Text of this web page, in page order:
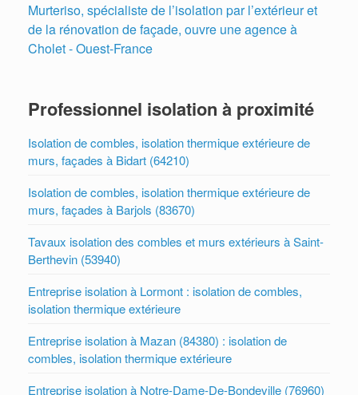
Murteriso, spécialiste de l’isolation par l’extérieur et
de la rénovation de façade, ouvre une agence à
Cholet - Ouest-France
Professionnel isolation à proximité
Isolation de combles, isolation thermique extérieure de
murs, façades à Bidart (64210)
Isolation de combles, isolation thermique extérieure de
murs, façades à Barjols (83670)
Tavaux isolation des combles et murs extérieurs à Saint-
Berthevin (53940)
Entreprise isolation à Lormont : isolation de combles,
isolation thermique extérieure
Entreprise isolation à Mazan (84380) : isolation de
combles, isolation thermique extérieure
Entreprise isolation à Notre-Dame-De-Bondeville (76960)